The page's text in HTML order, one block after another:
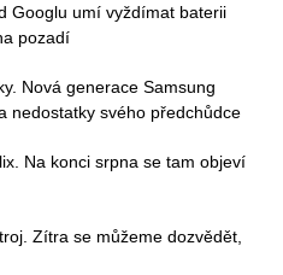
Googlu umí vyždímat baterii
pozadí
Nová generace Samsung
nedostatky svého předchůdce
Na konci srpna se tam objeví
Zítra se můžeme dozvědět,